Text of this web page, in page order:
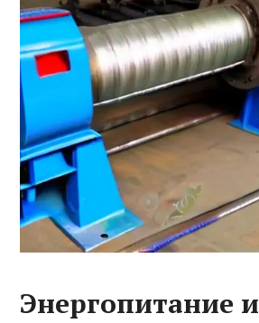
Энергопитание и